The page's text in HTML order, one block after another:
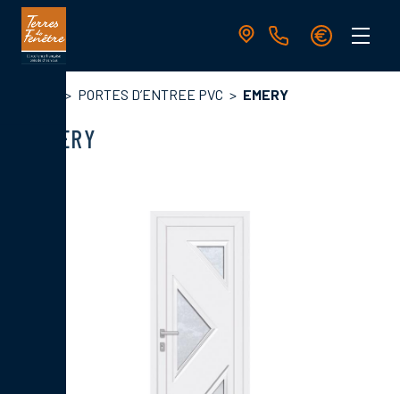
Aller
contenu
principale
PORTES D’ENTREE PVC EMERY
EMERY